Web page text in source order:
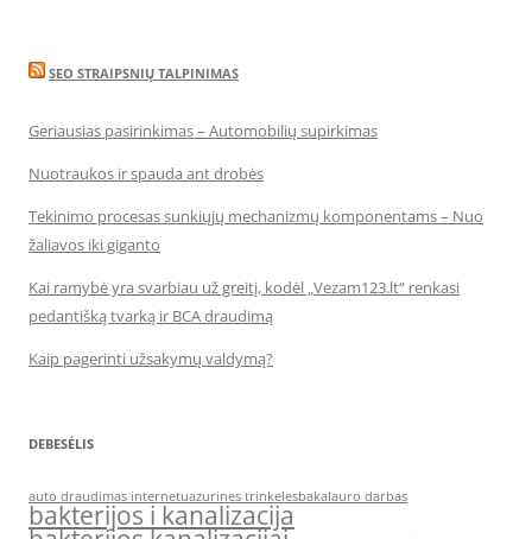
SEO STRAIPSNIŲ TALPINIMAS
Geriausias pasirinkimas – Automobilių supirkimas
Nuotraukos ir spauda ant drobės
Tekinimo procesas sunkiųjų mechanizmų komponentams – Nuo
žaliavos iki giganto
Kai ramybė yra svarbiau už greitį, kodėl „Vezam123.lt“ renkasi
pedantišką tvarką ir BCA draudimą
Kaip pagerinti užsakymų valdymą?
DEBESĖLIS
auto draudimas internetuazurines trinkelesbakalauro darbas
bakterijos i kanalizacija